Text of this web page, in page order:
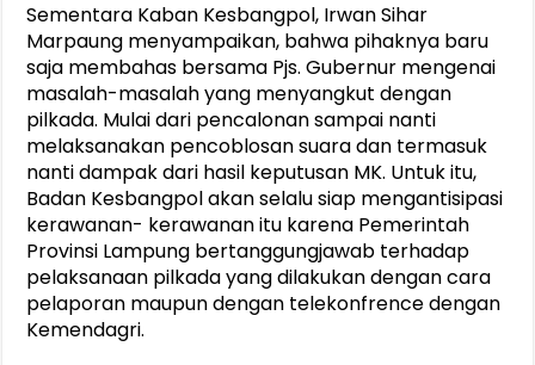
Sementara Kaban Kesbangpol, Irwan Sihar
Marpaung menyampaikan, bahwa pihaknya baru
saja membahas bersama Pjs. Gubernur mengenai
masalah-masalah yang menyangkut dengan
pilkada. Mulai dari pencalonan sampai nanti
melaksanakan pencoblosan suara dan termasuk
nanti dampak dari hasil keputusan MK. Untuk itu,
Badan Kesbangpol akan selalu siap mengantisipasi
kerawanan- kerawanan itu karena Pemerintah
Provinsi Lampung bertanggungjawab terhadap
pelaksanaan pilkada yang dilakukan dengan cara
pelaporan maupun dengan telekonfrence dengan
Kemendagri.